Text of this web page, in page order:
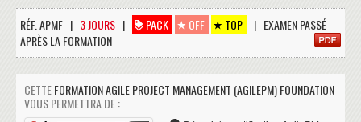
RÉF. APMF | 3 JOURS | PACK OFF TOP
| EXAMEN PASSÉ
APRÈS LA FORMATION
CETTEFORMATION AGILE PROJECT MANAGEMENT (AGILEPM) FOUNDATION
VOUS PERMETTRA DE :